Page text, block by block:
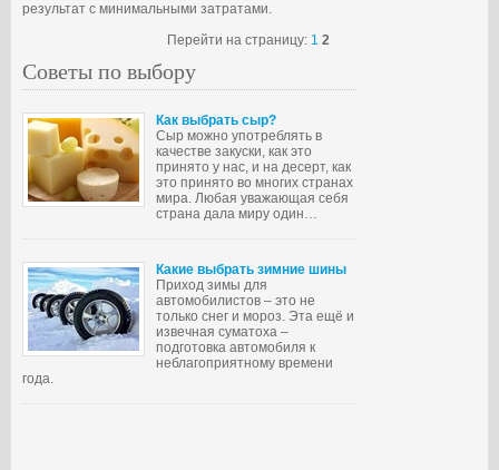
результат с минимальными затратами.
Перейти на страницу: 1 2
Советы по выбору
Как выбрать сыр?
Сыр можно употреблять в
качестве закуски, как это
принято у нас, и на десерт, как
это принято во многих странах
мира. Любая уважающая себя
страна дала миру один…
Какие выбрать зимние шины
Приход зимы для
автомобилистов – это не
только снег и мороз. Эта ещё и
извечная суматоха –
подготовка автомобиля к
неблагоприятному времени
года.